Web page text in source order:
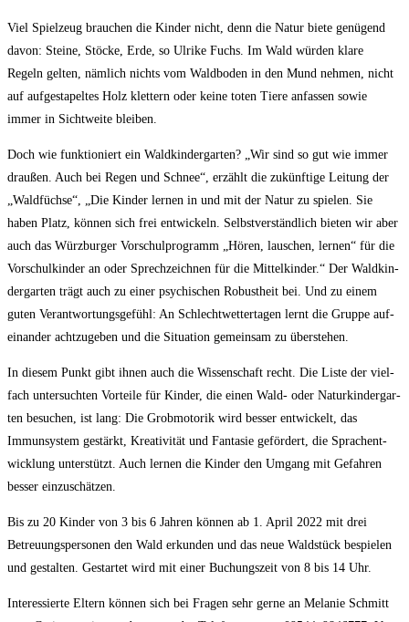
Viel Spiel­zeug brau­chen die Kin­der nicht, denn die Natur bie­te genü­gend
davon: Stei­ne, Stö­cke, Erde, so Ulri­ke Fuchs. Im Wald wür­den kla­re
Regeln gel­ten, näm­lich nichts vom Wald­bo­den in den Mund neh­men, nicht
auf auf­ge­sta­pel­tes Holz klet­tern oder kei­ne toten Tie­re anfas­sen sowie
immer in Sicht­wei­te bleiben.
Doch wie funk­tio­niert ein Wald­kin­der­gar­ten? „Wir sind so gut wie immer
drau­ßen. Auch bei Regen und Schnee“, erzählt die zukünf­ti­ge Lei­tung der
„Wald­füch­se“, „Die Kin­der ler­nen in und mit der Natur zu spie­len. Sie
haben Platz, kön­nen sich frei ent­wi­ckeln. Selbst­ver­ständ­lich bie­ten wir aber
auch das Würz­bur­ger Vor­schul­pro­gramm „Hören, lau­schen, ler­nen“ für die
Vor­schul­kin­der an oder Sprech­zeich­nen für die Mit­tel­kin­der.“ Der Wald­kin­
der­gar­ten trägt auch zu einer psy­chi­schen Robust­heit bei. Und zu einem
guten Ver­ant­wor­tungs­ge­fühl: An Schlecht­wet­ter­ta­gen lernt die Grup­pe auf­
ein­an­der acht­zu­ge­ben und die Situa­ti­on gemein­sam zu überstehen.
In die­sem Punkt gibt ihnen auch die Wis­sen­schaft recht. Die Lis­te der viel­
fach unter­such­ten Vor­tei­le für Kin­der, die einen Wald- oder Natur­kin­der­gar­
ten besu­chen, ist lang: Die Grob­mo­to­rik wird bes­ser ent­wi­ckelt, das
Immun­sys­tem gestärkt, Krea­ti­vi­tät und Fan­ta­sie geför­dert, die Sprach­ent­
wick­lung unter­stützt. Auch ler­nen die Kin­der den Umgang mit Gefah­ren
bes­ser einzuschätzen.
Bis zu 20 Kin­der von 3 bis 6 Jah­ren kön­nen ab 1. April 2022 mit drei
Betreu­ungs­per­so­nen den Wald erkun­den und das neue Wald­stück bespie­len
und gestal­ten. Gestar­tet wird mit einer Buchungs­zeit von 8 bis 14 Uhr.
Inter­es­sier­te Eltern kön­nen sich bei Fra­gen sehr ger­ne an Mela­nie Schmitt